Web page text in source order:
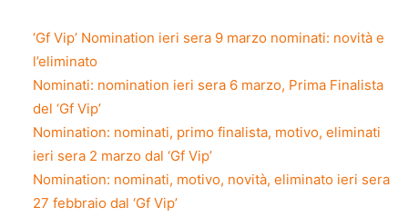
‘Gf Vip’ Nomination ieri sera 9 marzo nominati: novità e
l’eliminato
Nominati: nomination ieri sera 6 marzo, Prima Finalista
del ‘Gf Vip’
Nomination: nominati, primo finalista, motivo, eliminati
ieri sera 2 marzo dal ‘Gf Vip’
Nomination: nominati, motivo, novità, eliminato ieri sera
27 febbraio dal ‘Gf Vip’